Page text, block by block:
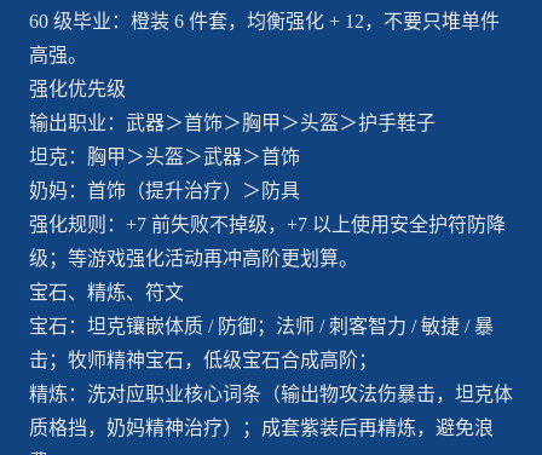
60 级毕业：橙装 6 件套，均衡强化 + 12，不要只堆单件
高强。
强化优先级
输出职业：武器＞首饰＞胸甲＞头盔＞护手鞋子
坦克：胸甲＞头盔＞武器＞首饰
奶妈：首饰（提升治疗）＞防具
强化规则：+7 前失败不掉级，+7 以上使用安全护符防降
级；等游戏强化活动再冲高阶更划算。
宝石、精炼、符文
宝石：坦克镶嵌体质 / 防御；法师 / 刺客智力 / 敏捷 / 暴
击；牧师精神宝石，低级宝石合成高阶；
精炼：洗对应职业核心词条（输出物攻法伤暴击，坦克体
质格挡，奶妈精神治疗）；成套紫装后再精炼，避免浪